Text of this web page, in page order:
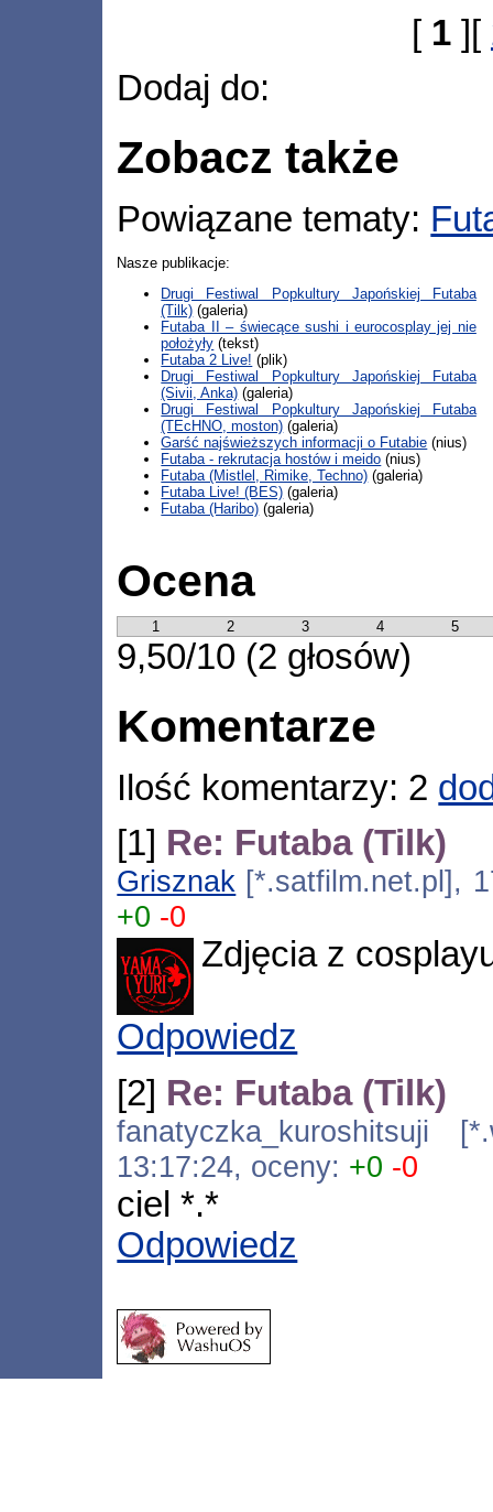
[ 1 ][
Dodaj do:
Zobacz także
Powiązane tematy:
Nasze publikacje:
Drugi Festiwal Popkultury Japońskiej Futaba
(Tilk) (galeria)
Futaba II – świecące sushi i eurocosplay jej nie
położyły (tekst)
Futaba 2 Live! (plik)
Drugi Festiwal Popkultury Japońskiej Futaba
(Sivii, Anka) (galeria)
Drugi Festiwal Popkultury Japońskiej Futaba
(TEcHNO, moston) (galeria)
Garść najświeższych informacji o Futabie (nius)
Futaba - rekrutacja hostów i meido (nius)
Futaba (Mistlel, Rimike, Techno) (galeria)
Futaba Live! (BES) (galeria)
Futaba (Haribo) (galeria)
Ocena
1 2 3 4 5
9,50/10 (2 głosów)
Komentarze
Ilość komentarzy: 2
[1] Re: Futaba (Tilk)
Grisznak [*.satfilm.net.pl],
+0 -0
Zdjęcia z
Odpowiedz
[2] Re: Futaba (Tilk)
fanatyczka_kuroshitsuji
13:17:24, oceny: +0 -0
ciel *.*
Odpowiedz